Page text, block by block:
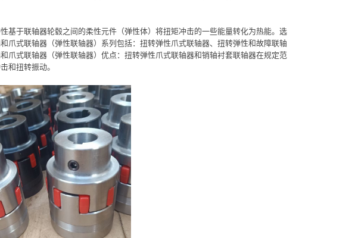
基于联轴器轮毂之间的柔性元件（弹性体）将扭矩冲击的一些能量转化为热能。选
爪式联轴器（弹性联轴器）系列包括：扭转弹性爪式联轴器、扭转弹性和故障联轴
爪式联轴器（弹性联轴器）优点：扭转弹性爪式联轴器和销轴衬套联轴器在规定范
和扭转振动。